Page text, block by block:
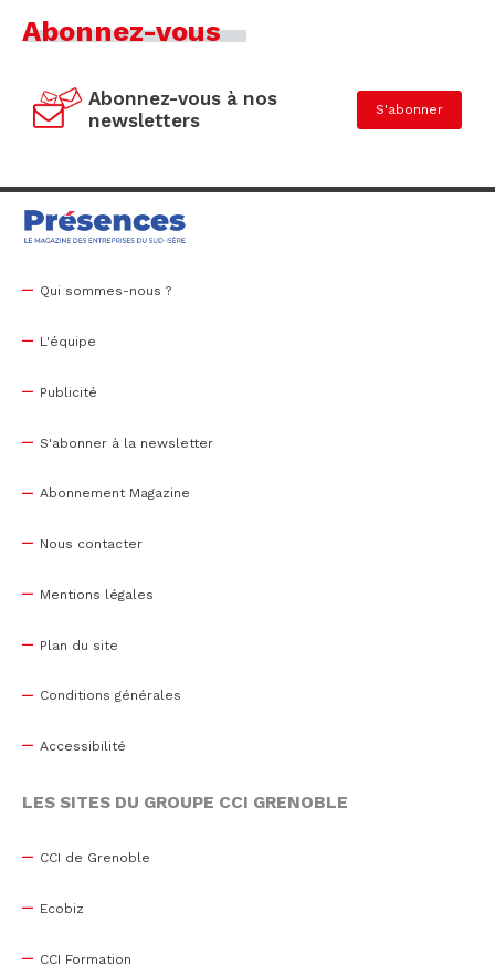
Abonnez-vous
Abonnez-vous à nos
newsletters
S'abonner
Qui sommes-nous ?
L'équipe
Publicité
S'abonner à la newsletter
Abonnement Magazine
Nous contacter
Mentions légales
Plan du site
Conditions générales
Accessibilité
LES SITES DU GROUPE CCI GRENOBLE
CCI de Grenoble
Ecobiz
CCI Formation